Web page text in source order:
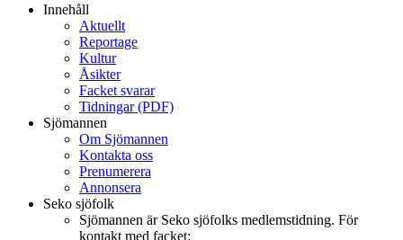
Innehåll
Aktuellt
Reportage
Kultur
Åsikter
Facket svarar
Tidningar (PDF)
Sjömannen
Om Sjömannen
Kontakta oss
Prenumerera
Annonsera
Seko sjöfolk
Sjömannen är Seko sjöfolks medlemstidning. För
kontakt med facket: